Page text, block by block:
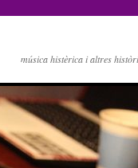
música histèrica i altres